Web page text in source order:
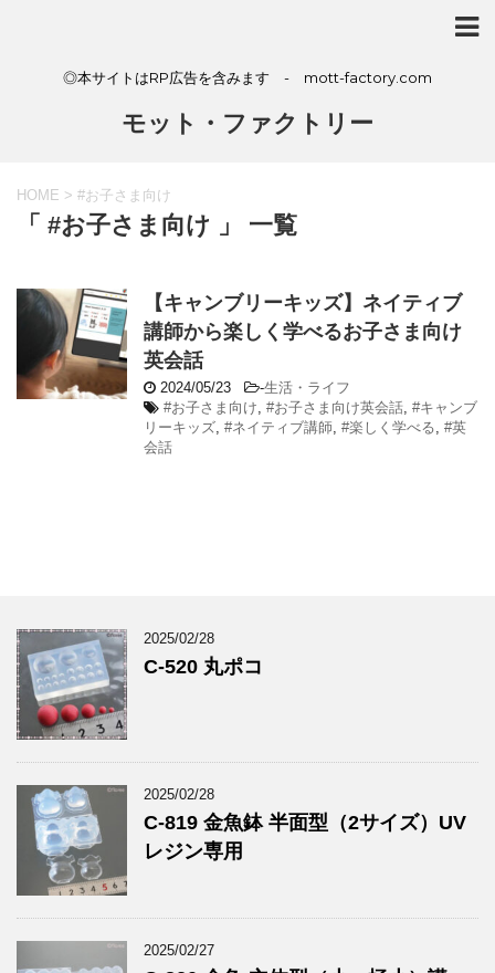
◎本サイトはRP広告を含みます - mott-factory.com
モット・ファクトリー
HOME > #お子さま向け
「 #お子さま向け 」 一覧
【キャンブリーキッズ】ネイティブ
講師から楽しく学べるお子さま向け
英会話
2024/05/23 -生活・ライフ
#お子さま向け, #お子さま向け英会話, #キャンブ
リーキッズ, #ネイティブ講師, #楽しく学べる, #英
会話
2025/02/28
C-520 丸ポコ
2025/02/28
C-819 金魚鉢 半面型（2サイズ）UV
レジン専用
2025/02/27